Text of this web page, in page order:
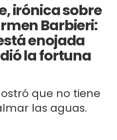
irónica sobre
Barbieri:
enojada
la fortuna
que no tiene
las aguas.